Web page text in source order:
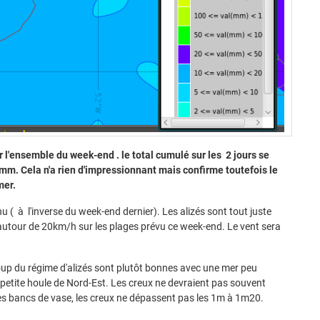
du week-end . le total cumulé sur les 2 jours se
Cela n'a rien d'impressionnant mais confirme toutefois le
( à l'inverse du week-end dernier). Les alizés sont tout juste
de 20km/h sur les plages prévu ce week-end. Le vent sera
du régime d'alizés sont plutôt bonnes avec une mer peu
houle de Nord-Est. Les creux ne devraient pas souvent
de vase, les creux ne dépassent pas les 1m à 1m20.